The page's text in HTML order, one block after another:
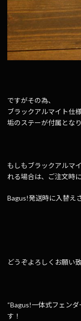
ですがその為、
ブラックアルマイト仕
垢のステーが付属となり
もしもブラックアルマ
れる場合は、ご注文時
Bagus!発送時に入替え
どうぞよろしくお願い致
“Bagus!一体式フェン
す！